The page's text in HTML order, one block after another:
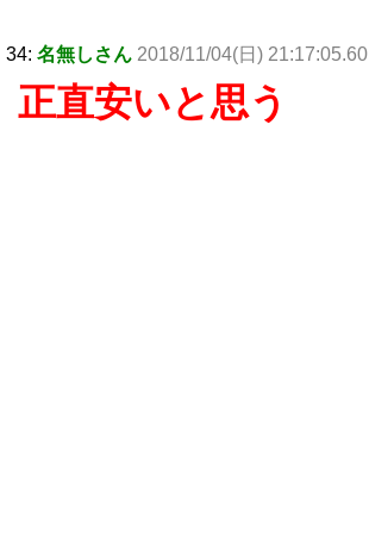
34: 名無しさん 2018/11/04(日) 21:17:05.60
正直安いと思う